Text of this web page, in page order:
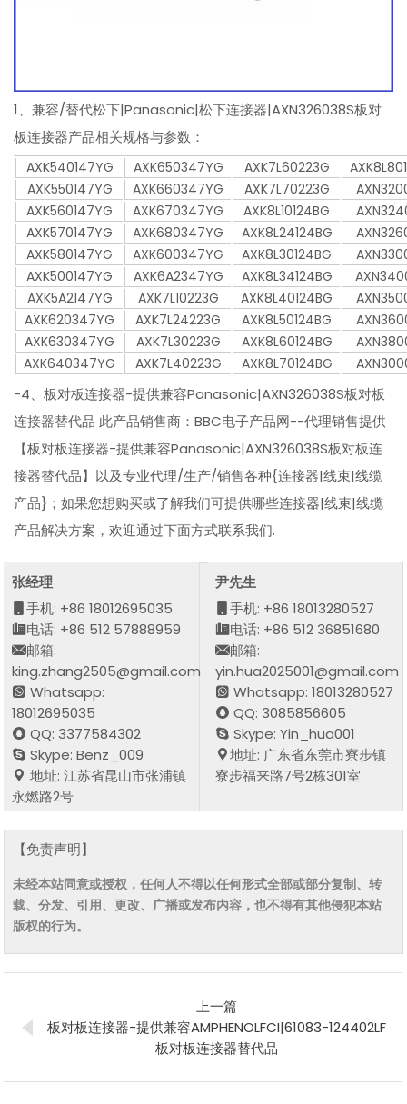
1、兼容/替代松下|Panasonic|松下连接器|AXN326038S板对
板连接器产品相关规格与参数：
AXK540147YG AXK650347YG AXK7L60223G
AXK550147YG
AXK660347YG AXK7L70223G
AXK560147YG
AXK670347YG AXK8L10124BG
AXK570147YG
AXK680347YG AXK8L24124BG
AXK580147YG
AXK600347YG AXK8L30124BG
AXK500147YG
AXK6A2347YG AXK8L34124BG
AXK5A2147YG
AXK7L10223G AXK8L40124BG
AXK620347YG
AXK7L24223G AXK8L50124BG
AXK630347YG
AXK7L30223G AXK8L60124BG
AXK640347YG
AXK7L40223G AXK8L70124BG
-4、板对板连接器-提供兼容Panasonic|AXN326038S板对板
连接器替代品 此产品销售商：BBC电子产品网--代理销售提供
【板对板连接器-提供兼容Panasonic|AXN326038S板对板连
接器替代品】以及专业代理/生产/销售各种{连接器|线束|线缆
产品}；如果您想购买或了解我们可提供哪些连接器|线束|线缆
产品解决方案，欢迎通过下面方式联系我们.
张经理
手机: +86 18012695035
电话: +86 512 57888959
邮箱:
king.zhang2505@gmail.com
Whatsapp:
18012695035
QQ: 3377584302
Skype: Benz_009
地址: 江苏省昆山市张浦镇
永燃路2号
尹先生
手机: +86 18013280527
电话: +86 512 36851680
邮箱:
yin.hua2025001@gmail.com
Whatsapp: 18013280527
QQ: 3085856605
Skype: Yin_hua001
地址: 广东省东莞市寮步镇
寮步福来路7号2栋301室
【免责声明】
未经本站同意或授权，任何人不得以任何形式全部或部分复制、转
载、分发、引用、更改、广播或发布内容，也不得有其他侵犯本站
版权的行为。
上一篇
板对板连接器-提供兼容AMPHENOLFCI|61083-124402LF
板对板连接器替代品